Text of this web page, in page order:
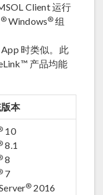
Client 运行
®Windows® 组
时类似。此
产品均能
本
10
8.1
8
7
® 2016